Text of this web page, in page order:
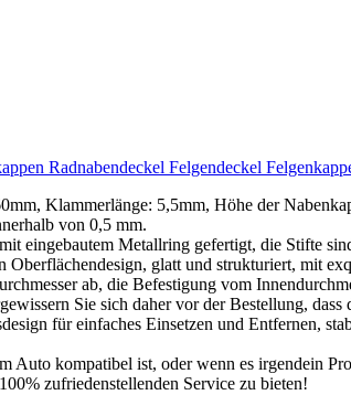
Radnabendeckel Felgendeckel
Klammerlänge: 5,5mm, Höhe der
von 0,5 mm.
eingebautem Metallring gefertigt, die Stifte
glatt und strukturiert, mit
ab, die Befestigung vom
Sie sich daher vor der Bestellung, dass
für einfaches Einsetzen und Entfernen,
Auto kompatibel ist, oder wenn es irgendein
zufriedenstellenden Service zu bieten!